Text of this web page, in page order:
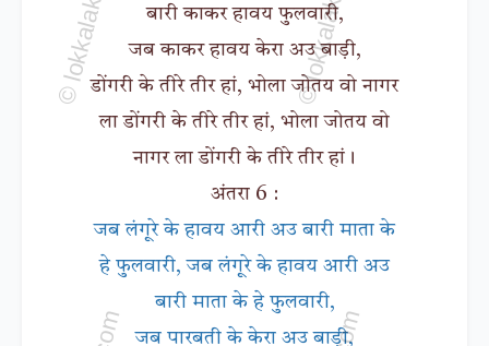
बारी काकर हावय फुलवारी,
जब काकर हावय केरा अउ बाड़ी,
डोंगरी के तीरे तीर हां, भोला जोतय वो नागर
ला डोंगरी के तीरे तीर हां, भोला जोतय वो
नागर ला डोंगरी के तीरे तीर हां।
अंतरा 6 :
जब लंगूरे के हावय आरी अउ बारी माता के
हे फुलवारी, जब लंगूरे के हावय आरी अउ
बारी माता के हे फुलवारी,
जब पारबती के केरा अउ बाड़ी,